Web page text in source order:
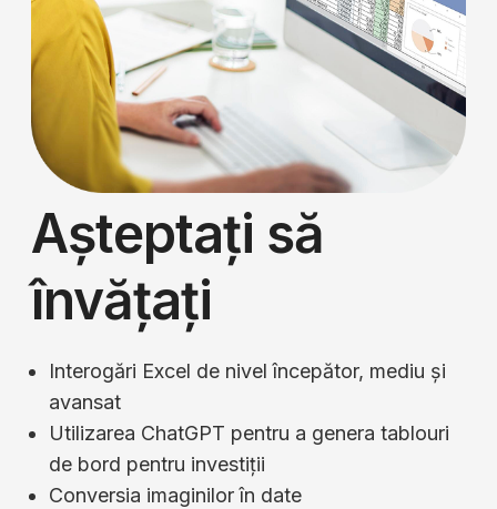
Așteptați să
învățați
Interogări Excel de nivel începător, mediu și
avansat
Utilizarea ChatGPT pentru a genera tablouri
de bord pentru investiții
Conversia imaginilor în date